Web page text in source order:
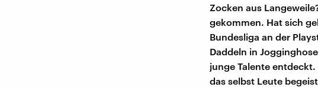
Zocken aus
gekommen. Hat sich
Bundesliga an der
Daddeln in
junge Talente
das selbst Leute